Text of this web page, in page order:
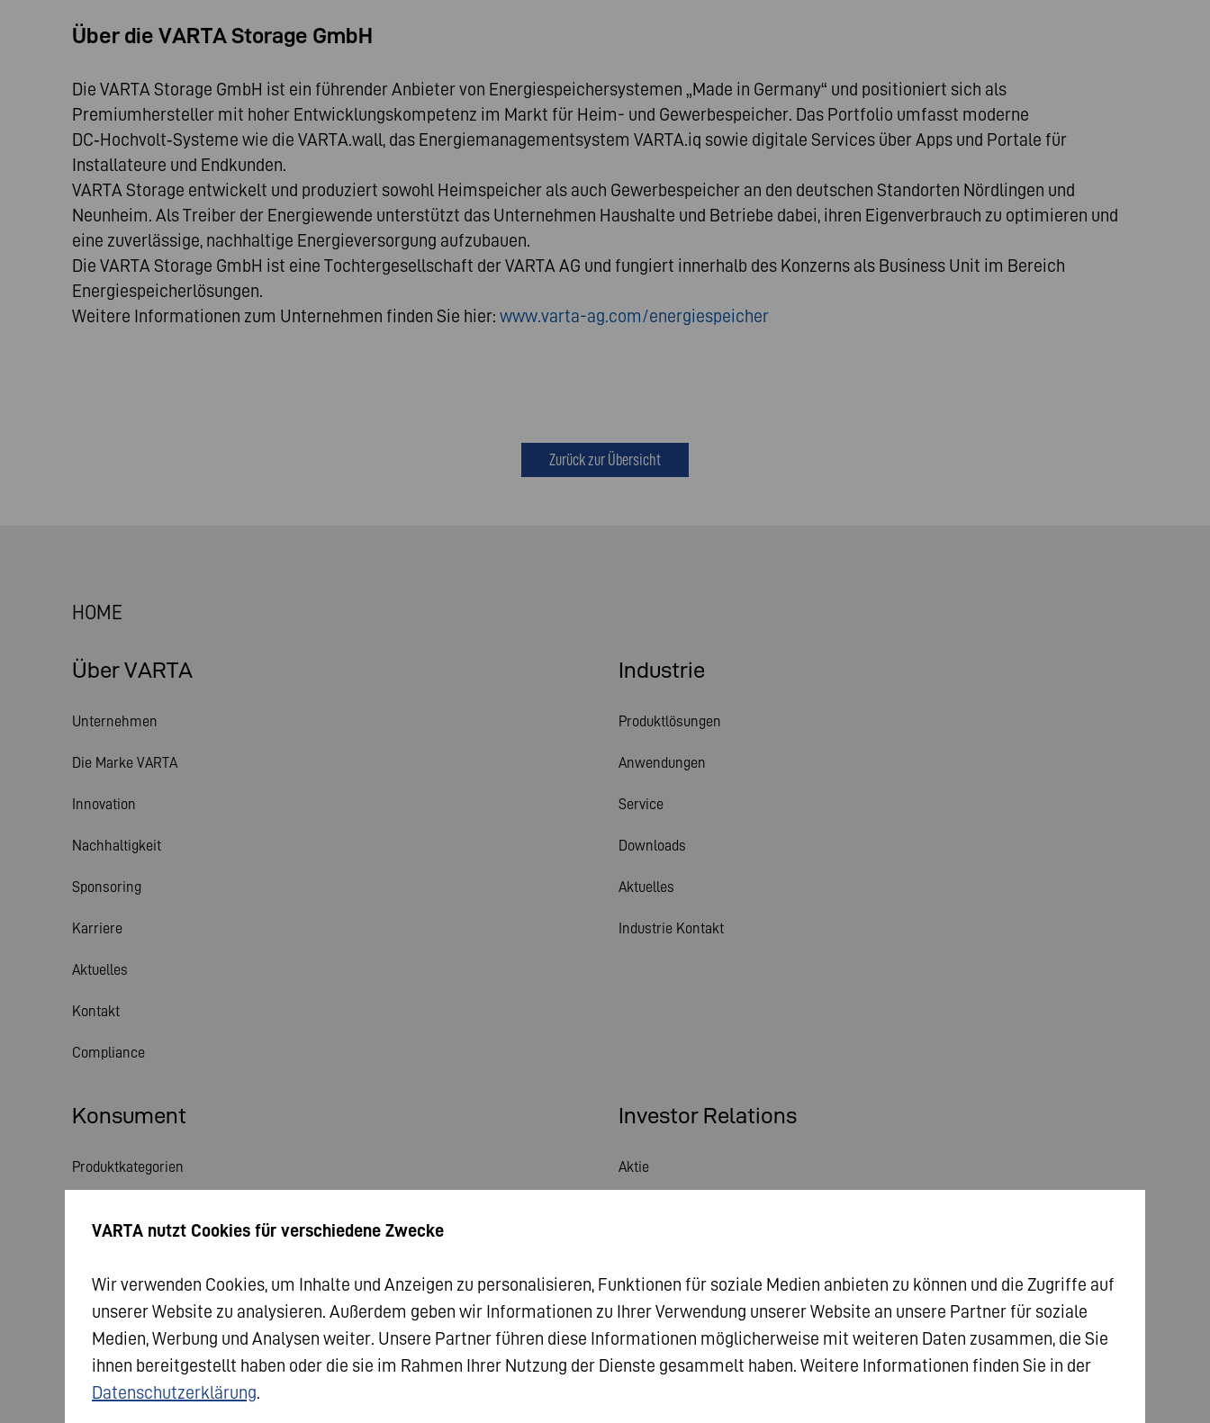
Über die VARTA Storage GmbH
Die VARTA Storage GmbH ist ein führender Anbieter von Energiespeichersystemen „Made in Germany“ und positioniert sich als
Premiumhersteller mit hoher Entwicklungskompetenz im Markt für Heim- und Gewerbespeicher. Das Portfolio umfasst moderne
DC‑Hochvolt‑Systeme wie die VARTA.wall, das Energiemanagementsystem VARTA.iq sowie digitale Services über Apps und Portale für
Installateure und Endkunden.
VARTA Storage entwickelt und produziert sowohl Heimspeicher als auch Gewerbespeicher an den deutschen Standorten Nördlingen und
Neunheim. Als Treiber der Energiewende unterstützt das Unternehmen Haushalte und Betriebe dabei, ihren Eigenverbrauch zu optimieren und
eine zuverlässige, nachhaltige Energieversorgung aufzubauen.
Die VARTA Storage GmbH ist eine Tochtergesellschaft der VARTA AG und fungiert innerhalb des Konzerns als Business Unit im Bereich
Energiespeicherlösungen.
Weitere Informationen zum Unternehmen finden Sie hier: www.varta-ag.com/energiespeicher
Zurück zur Übersicht
HOME
Über VARTA
Unternehmen
Die Marke VARTA
Innovation
Nachhaltigkeit
Sponsoring
Karriere
Aktuelles
Kontakt
Compliance
Konsument
Produktkategorien
Aktuelles
Industrie
Produktlösungen
Anwendungen
Service
Downloads
Aktuelles
Industrie Kontakt
Investor Relations
Aktie
Veröffentlichungen
Investorenkontakt
Corporate Governance
VARTA nutzt Cookies für verschiedene Zwecke
Wir verwenden Cookies, um Inhalte und Anzeigen zu personalisieren, Funktionen für soziale Medien anbieten zu können und die Zugriffe auf
unserer Website zu analysieren. Außerdem geben wir Informationen zu Ihrer Verwendung unserer Website an unsere Partner für soziale
Medien, Werbung und Analysen weiter. Unsere Partner führen diese Informationen möglicherweise mit weiteren Daten zusammen, die Sie
ihnen bereitgestellt haben oder die sie im Rahmen Ihrer Nutzung der Dienste gesammelt haben. Weitere Informationen finden Sie in der
Datenschutzerklärung.